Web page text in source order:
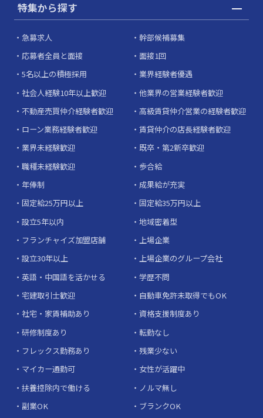
特集から探す
急募求人
幹部候補募集
応募者全員と面接
面接1回
5名以上の積極採用
業界経験者優遇
社会人経験10年以上歓迎
他業界の営業経験者歓迎
不動産売買仲介経験者歓迎
高級賃貸仲介営業の経験者歓迎
ローン業務経験者歓迎
賃貸仲介の店長経験者歓迎
業界未経験歓迎
既卒・第2新卒歓迎
職種未経験歓迎
歩合給
年俸制
成果給が充実
固定給25万円以上
固定給35万円以上
設立5年以内
地域密着型
フランチャイズ加盟店舗
上場企業
設立30年以上
上場企業のグループ会社
英語・中国語を活かせる
学歴不問
宅建取引士歓迎
自動車免許未取得でもOK
社宅・家賃補助あり
資格支援制度あり
研修制度あり
転勤なし
フレックス勤務あり
残業少ない
マイカー通勤可
女性が活躍中
扶養控除内で働ける
ノルマ無し
副業OK
ブランクOK